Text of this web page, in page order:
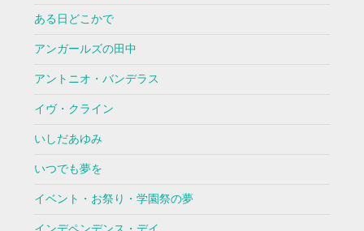
ある日どこかで
アンガールズの田中
アントニオ・バンデラス
イヴ・クライン
いしだあゆみ
いつでも夢を
イベント・お祭り・学園祭の夢